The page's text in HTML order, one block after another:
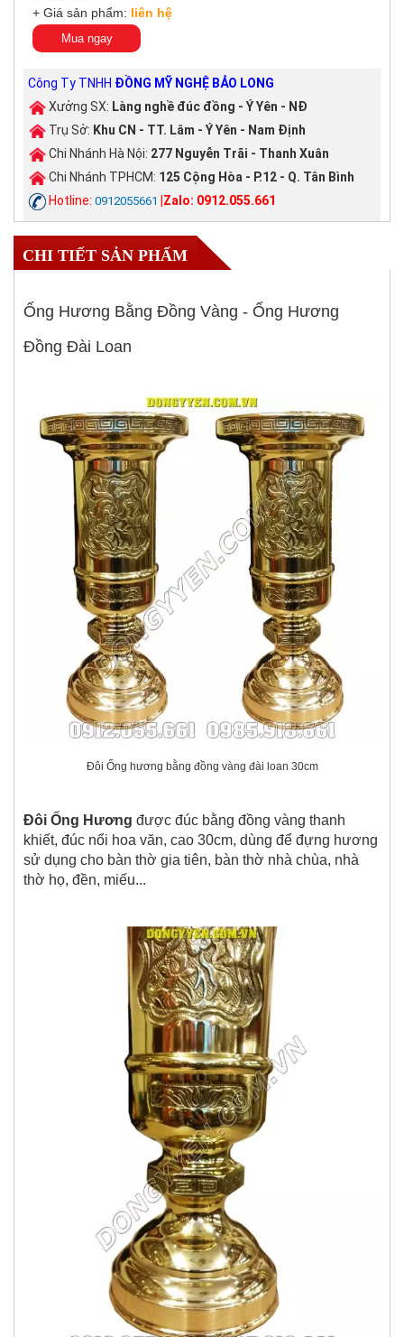
+ Giá sản phẩm: liên hệ
Mua ngay
Công Ty TNHH ĐỒNG MỸ NGHỆ BẢO LONG
Xưởng SX: Làng nghề đúc đồng - Ý Yên - NĐ
Trụ Sở: Khu CN - TT. Lâm - Ý Yên - Nam Định
Chi Nhánh Hà Nội: 277 Nguyễn Trãi - Thanh Xuân
Chi Nhánh TPHCM: 125 Cộng Hòa - P.12 - Q. Tân Bình
Hotline: 0912055661 |Zalo: 0912.055.661
CHI TIẾT SẢN PHẨM
Ống Hương Bằng Đồng Vàng - Ống Hương
Đồng Đài Loan
Đôi Ống hương bằng đồng vàng đài loan 30cm
Đôi Ống Hương được đúc bằng đồng vàng thanh
khiết, đúc nổi hoa văn, cao 30cm, dùng để đựng hương
sử dụng cho bàn thờ gia tiên, bàn thờ nhà chùa, nhà
thờ họ, đền, miếu...